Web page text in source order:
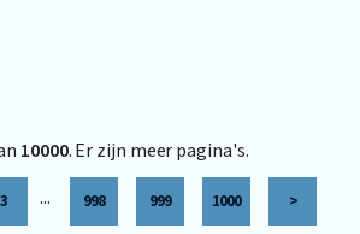
10000. Er zijn meer pagina's.
3 ... 998 999 1000 >